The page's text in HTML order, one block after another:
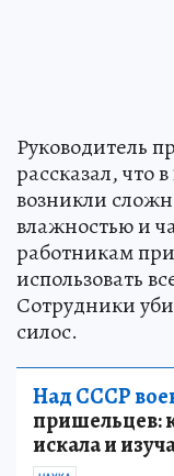
Руководитель
рассказал, что
возникли
влажностью и
работникам
использовать
Сотрудники
силос.
Над СССР
пришельцев:
искала и